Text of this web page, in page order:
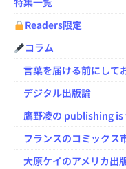
Readers限定
コラム
言葉を届ける前にして
デジタル出版論
鷹野凌の publishing
フランスのコミックス
大原ケイのアメリカ出